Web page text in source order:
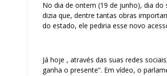
No dia de ontem (19 de junho), dia do
dizia que, dentre tantas obras
do estado, ele pediria esse novo
Já hoje , através das suas redes
ganha o presente”. Em vídeo, o